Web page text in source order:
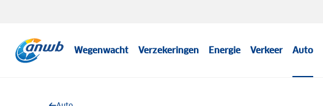
Wegenwacht Verzekeringen Energie Verkeer Auto